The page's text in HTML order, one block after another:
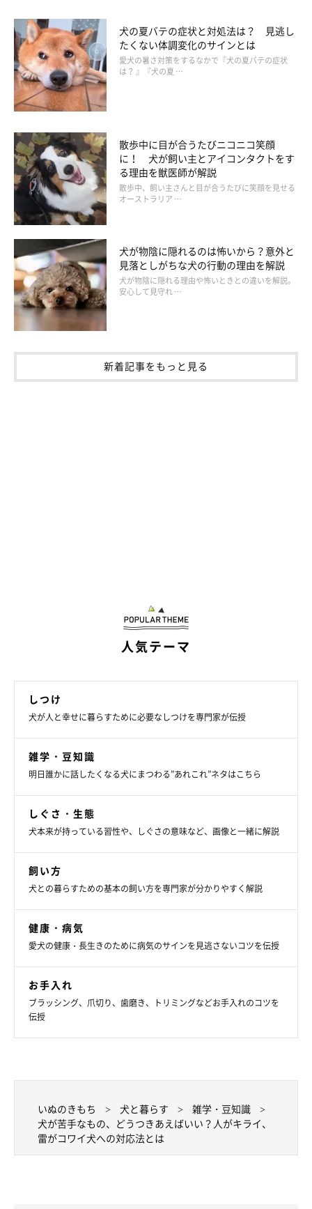
ちなみに……飼い主さんが嫌いな人は愛犬も嫌いになる!?
2015年に京都大学で行われた実験によると、犬は飼い主さんに
非協力的な人を嫌うことがわかっています。愛犬が苦手に感じて
いる人がいれば、その人と飼い主さんが仲よくしている様子を、
あえて愛犬の目の前で見せてみるのも手かもしれません。
的です。光るタイプのチャイムに交換したり、携帯電話へ転送す
イラスト／船越谷 香
犬の夏バテの症状と対処法は？ 見逃し
たくない体調変化のサインとは
愛犬の暑さ対策をするなかで『犬の夏バテの症状
は？ 』『犬の夏 …
散歩中に目が合うたびニコニコ笑顔
に！ 犬が飼い主とアイコンタクトをす
る理由を獣医師が解説
散歩中、飼い主さんと目が合うたびに笑顔を見せる
オーストラリア …
犬が物陰に隠れるのは怖いから？意外と
見落としがちな犬の行動の理由を解説
犬が物陰に隠れる理由や怖いときとの違いを解説。
安心して見守れ …
新着記事をもっと見る
人気テーマ
しつけ
犬が人と幸せに暮らすために必要なしつけを専門家が伝授
雑学・豆知識
明日誰かに話したくなる犬にまつわる”あれこれ”ネタはこちら
しぐさ・生態
犬本来が持っている習性や、しぐさの意味など、画像と一緒に解説
飼い方
犬との暮らすための基本の飼い方を専門家が分かりやすく解説
健康・病気
愛犬の健康・長生きのために病気のサインを見逃さないコツを伝授
お手入れ
ブラッシング、爪切り、歯磨き、トリミングなどお手入れのコツを
伝授
いぬのきもち 犬と暮らす
雑学・豆知識
犬が苦手なもの、どうつきあえばいい？人がキライ、
雷がコワイ犬への対応法とは